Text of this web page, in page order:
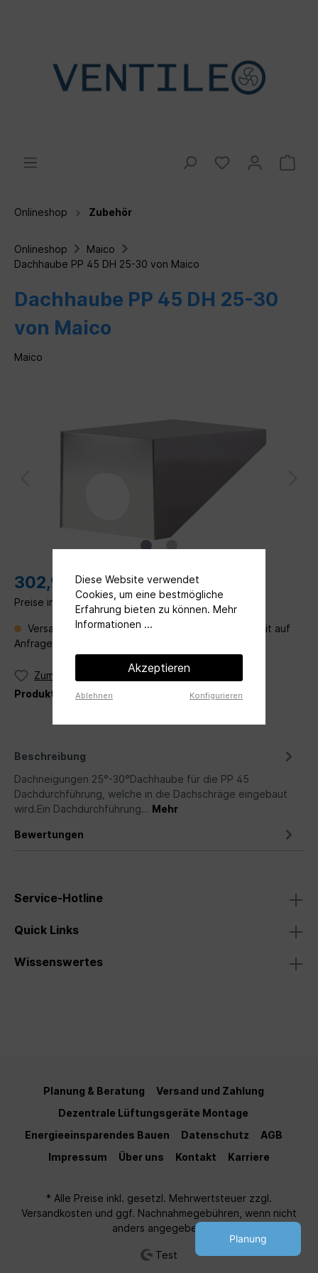
Onlineshop Zubehör
Onlineshop
Maico
Dachhaube PP 45 DH 25-30 von Maico
Dachhaube PP 45 DH 25-30
von Maico
Maico
302,90 €*
Preise inkl. MwSt. zzgl. Versandkosten
Versandfertig in 30 Tagen, Lieferzeit Verfügbarkeit auf
Anfrage per Mail an
Zum Merkzettel hinzufügen
Produktnummer:Maico PP 45 DH 25-30
Beschreibung
Dachneigungen 25°-30°Dachhaube für die PP 45
Dachdurchführung, welche in die Dachschräge eingebaut
wird.Ein Dachdurchführung… Mehr
Bewertungen
Service-Hotline
Quick Links
Wissenswertes
Planung & Beratung
Versand und Zahlung
Dezentrale Lüftungsgeräte Montage
Energieeinsparendes Bauen
Datenschutz
AGB
Impressum
Über uns Kontakt Karriere
* Alle Preise inkl. gesetzl. Mehrwertsteuer zzgl.
Versandkosten und ggf. Nachnahmegebühren, wenn nicht
anders angegeben.
Test
Diese Website verwendet
Cookies, um eine bestmögliche
Erfahrung bieten zu können. Mehr
Informationen ...
Akzeptieren
Ablehnen Konfigurieren
Planung